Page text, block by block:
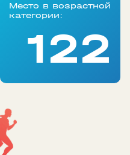
Место в возрастной
категории:
122